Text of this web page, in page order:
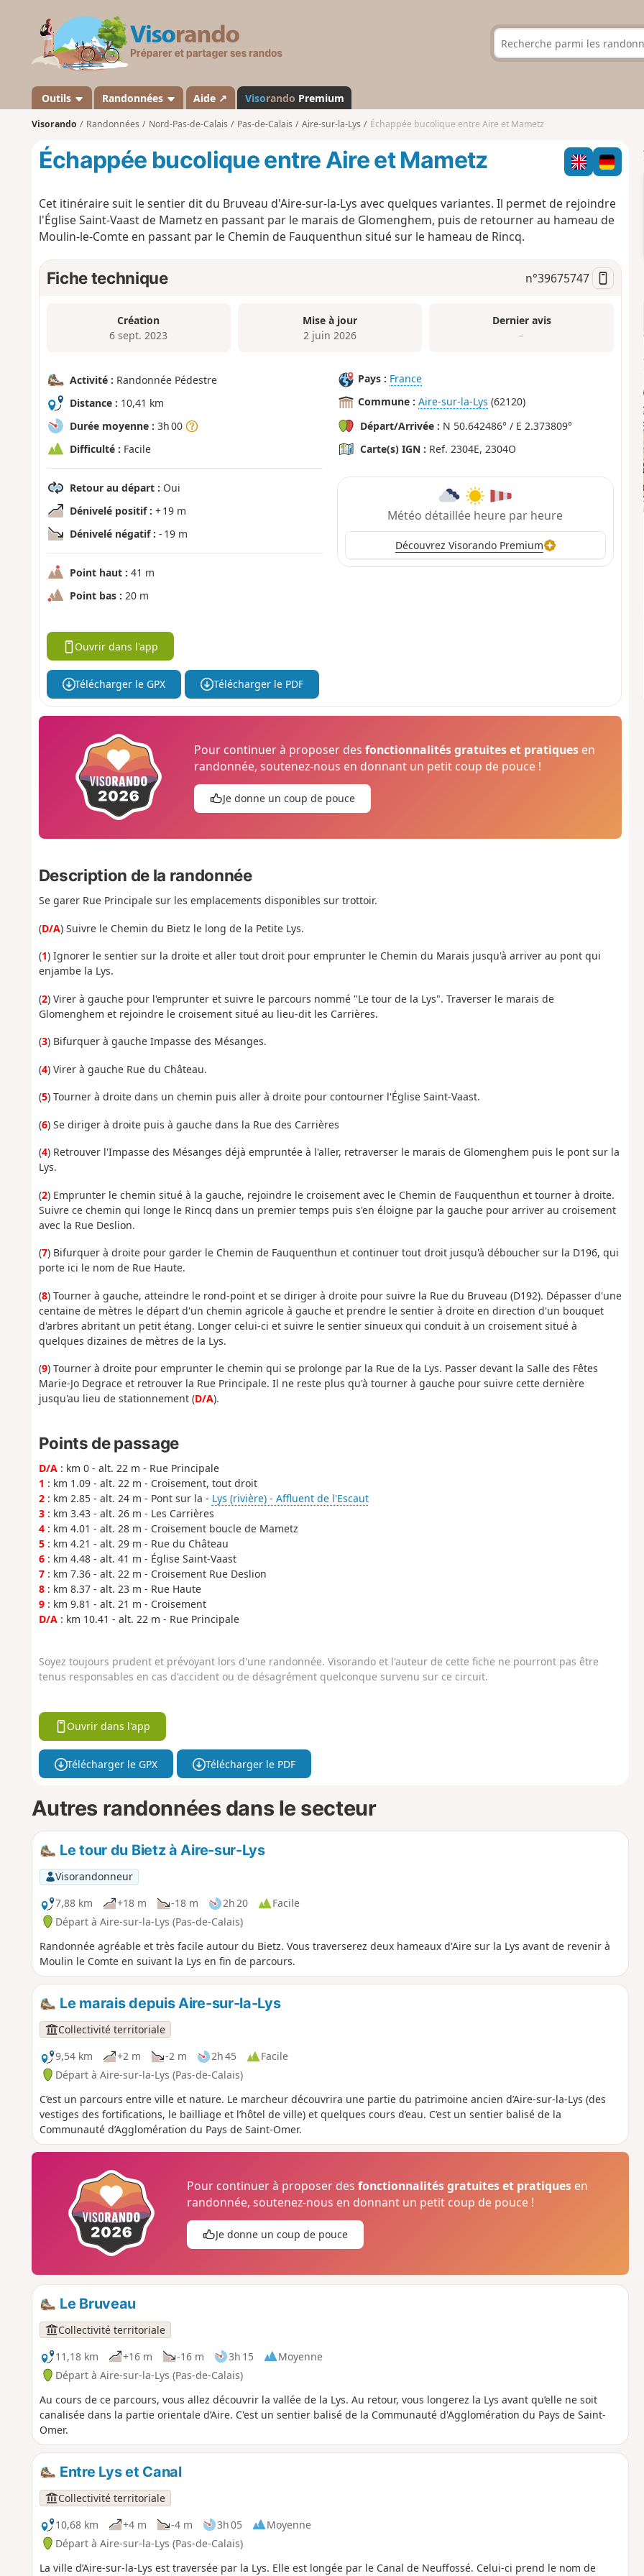
s
a
n
d
Outils Randonnées Aide ↗ Visorando Premium
Visorando Randonnées Nord-Pas-de-Calais Pas-de-Calais Aire-sur-la-Lys Échappée bucolique entre Aire et Mametz
Échappée bucolique entre Aire et Mametz
Cet itinéraire suit le sentier dit du Bruveau d'Aire-sur-la-Lys avec quelques variantes. Il permet de rejoindre
l'Église Saint-Vaast de Mametz en passant par le marais de Glomenghem, puis de retourner au hameau de
Moulin-le-Comte en passant par le Chemin de Fauquenthun situé sur le hameau de Rincq.
Fiche technique n°39675747
Création
6 sept. 2023
Mise à jour
2 juin 2026
Dernier avis
–
Activité : Randonnée Pédestre
Distance : 10,41 km
Durée moyenne : 3h 00
Difficulté : Facile
Retour au départ : Oui
Dénivelé positif : + 19 m
Dénivelé négatif : - 19 m
Point haut : 41 m
Point bas : 20 m
Pays : France
Commune : Aire-sur-la-Lys (62120)
Départ/Arrivée : N 50.642486° / E 2.373809°
Carte(s) IGN : Ref. 2304E, 2304O
Météo détaillée heure par heure
Découvrez Visorando Premium
Ouvrir dans l'app
Télécharger le GPX Télécharger le PDF
Pour continuer à proposer desfonctionnalités gratuites et pratiques en
randonnée, soutenez-nous en donnant un petit coup de pouce !
Je donne un coup de pouce
Description de la randonnée
Se garer Rue Principale sur les emplacements disponibles sur trottoir.
(D/A) Suivre le Chemin du Bietz le long de la Petite Lys.
(1) Ignorer le sentier sur la droite et aller tout droit pour emprunter le Chemin du Marais jusqu'à arriver au pont qui
enjambe la Lys.
(2) Virer à gauche pour l'emprunter et suivre le parcours nommé "Le tour de la Lys". Traverser le marais de
Glomenghem et rejoindre le croisement situé au lieu-dit les Carrières.
(3) Bifurquer à gauche Impasse des Mésanges.
(4) Virer à gauche Rue du Château.
(5) Tourner à droite dans un chemin puis aller à droite pour contourner l'Église Saint-Vaast.
(6) Se diriger à droite puis à gauche dans la Rue des Carrières
(4) Retrouver l'Impasse des Mésanges déjà empruntée à l'aller, retraverser le marais de Glomenghem puis le pont sur la
Lys.
(2) Emprunter le chemin situé à la gauche, rejoindre le croisement avec le Chemin de Fauquenthun et tourner à droite.
Suivre ce chemin qui longe le Rincq dans un premier temps puis s'en éloigne par la gauche pour arriver au croisement
avec la Rue Deslion.
(7) Bifurquer à droite pour garder le Chemin de Fauquenthun et continuer tout droit jusqu'à déboucher sur la D196, qui
porte ici le nom de Rue Haute.
(8) Tourner à gauche, atteindre le rond-point et se diriger à droite pour suivre la Rue du Bruveau (D192). Dépasser d'une
centaine de mètres le départ d'un chemin agricole à gauche et prendre le sentier à droite en direction d'un bouquet
d'arbres abritant un petit étang. Longer celui-ci et suivre le sentier sinueux qui conduit à un croisement situé à
quelques dizaines de mètres de la Lys.
(9) Tourner à droite pour emprunter le chemin qui se prolonge par la Rue de la Lys. Passer devant la Salle des Fêtes
Marie-Jo Degrace et retrouver la Rue Principale. Il ne reste plus qu'à tourner à gauche pour suivre cette dernière
jusqu'au lieu de stationnement (D/A).
Points de passage
D/A: km 0 - alt. 22 m - Rue Principale
1 : km 1.09 - alt. 22 m - Croisement, tout droit
2: km 2.85 - alt. 24 m - Pont sur la - Lys (rivière) - Affluent de l'Escaut
3: km 3.43 - alt. 26 m - Les Carrières
4: km 4.01 - alt. 28 m - Croisement boucle de Mametz
5: km 4.21 - alt. 29 m - Rue du Château
6: km 4.48 - alt. 41 m - Église Saint-Vaast
7: km 7.36 - alt. 22 m - Croisement Rue Deslion
8: km 8.37 - alt. 23 m - Rue Haute
9: km 9.81 - alt. 21 m - Croisement
D/A: km 10.41 - alt. 22 m - Rue Principale
Soyez toujours prudent et prévoyant lors d'une randonnée. Visorando et l'auteur de cette fiche ne pourront pas être
tenus responsables en cas d'accident ou de désagrément quelconque survenu sur ce circuit.
Ouvrir dans l'app
Télécharger le GPX Télécharger le PDF
Autres randonnées dans le secteur
Le tour du Bietz à Aire-sur-Lys
Visorandonneur
7,88 km
+18 m -18 m 2h 20
Facile
Départ à Aire-sur-la-Lys (Pas-de-Calais)
Randonnée agréable et très facile autour du Bietz. Vous traverserez deux hameaux d'Aire sur la Lys avant de revenir à
Moulin le Comte en suivant la Lys en fin de parcours.
Le marais depuis Aire-sur-la-Lys
Collectivité territoriale
9,54 km
+2 m -2 m 2h 45
Facile
Départ à Aire-sur-la-Lys (Pas-de-Calais)
C’est un parcours entre ville et nature. Le marcheur découvrira une partie du patrimoine ancien d’Aire-sur-la-Lys (des
vestiges des fortifications, le bailliage et l’hôtel de ville) et quelques cours d’eau. C’est un sentier balisé de la
Communauté d’Agglomération du Pays de Saint-Omer.
Pour continuer à proposer desfonctionnalités gratuites et pratiques en
randonnée, soutenez-nous en donnant un petit coup de pouce !
Je donne un coup de pouce
Le Bruveau
Collectivité territoriale
11,18 km
+16 m -16 m 3h 15
Moyenne
Départ à Aire-sur-la-Lys (Pas-de-Calais)
Au cours de ce parcours, vous allez découvrir la vallée de la Lys. Au retour, vous longerez la Lys avant qu’elle ne soit
canalisée dans la partie orientale d’Aire. C'est un sentier balisé de la Communauté d'Agglomération du Pays de Saint-
Omer.
Entre Lys et Canal
Collectivité territoriale
10,68 km
+4 m -4 m 3h 05
Moyenne
Départ à Aire-sur-la-Lys (Pas-de-Calais)
La ville d’Aire-sur-la-Lys est traversée par la Lys. Elle est longée par le Canal de Neuffossé. Celui-ci prend le nom de